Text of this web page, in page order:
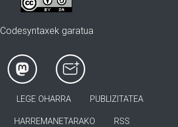
Codesyntaxek garatua
LEGE OHARRA PUBLIZITATEA
HARREMANETARAKO RSS